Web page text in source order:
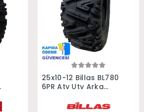
Sepete Ekle
25x10-12 Billas BL780
6PR Atv Utv Arka